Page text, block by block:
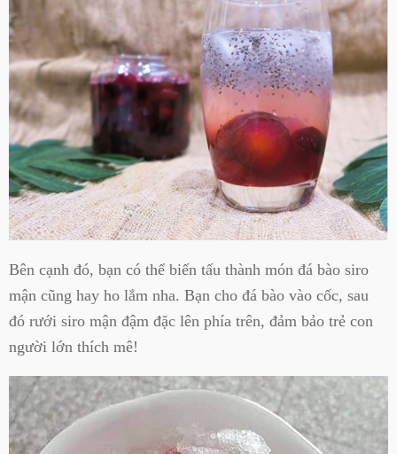
Bên cạnh đó, bạn có thể biến tấu thành món đá bào siro
mận cũng hay ho lắm nha. Bạn cho đá bào vào cốc, sau
đó rưới siro mận đậm đặc lên phía trên, đảm bảo trẻ con
người lớn thích mê!